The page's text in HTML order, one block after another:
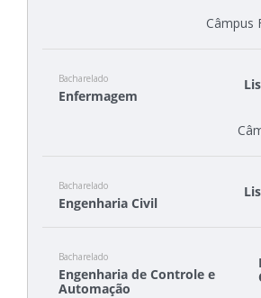
Câmpus
Bacharelado
Enfermagem
Bacharelado
Engenharia Civil
Câmpus
Bacharelado
Engenharia de Controle e
Automação